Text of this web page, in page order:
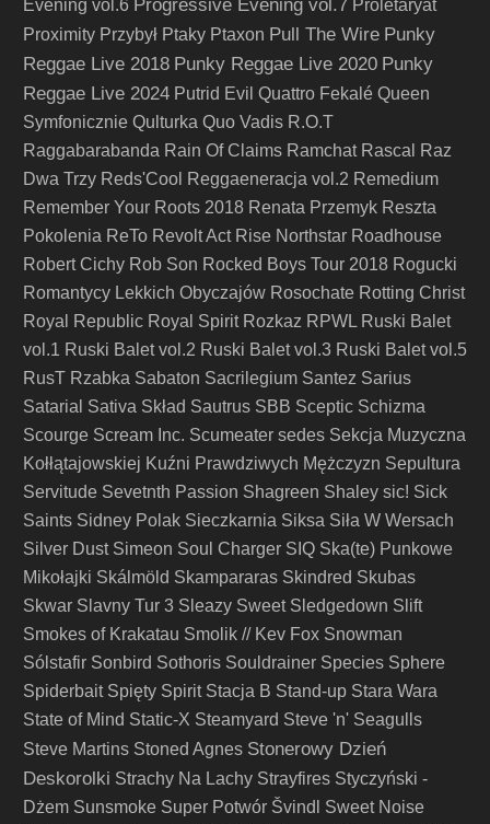
Evening vol.6 Progressive Evening vol.7 Proletaryat
Proximity Przybył Ptaky Ptaxon Pull The Wire Punky
Reggae Live 2018 Punky Reggae Live 2020 Punky
Reggae Live 2024 Putrid Evil Quattro Fekalé Queen
Symfonicznie Qulturka Quo Vadis R.O.T
Raggabarabanda Rain Of Claims Ramchat Rascal
Raz
Dwa Trzy Reds'Cool Reggaeneracja vol.2 Remedium
Remember Your Roots 2018 Renata Przemyk Reszta
Pokolenia ReTo Revolt Act Rise Northstar Roadhouse
Robert Cichy Rob Son Rocked Boys Tour 2018 Rogucki
Romantycy Lekkich Obyczajów Rosochate Rotting Christ
Royal Republic Royal Spirit Rozkaz RPWL Ruski Balet
vol.1 Ruski Balet vol.2 Ruski Balet vol.3 Ruski Balet vol.5
RusT Rzabka Sabaton Sacrilegium Santez Sarius
Satarial Sativa Skład Sautrus SBB Sceptic Schizma
Scourge Scream Inc. Scumeater sedes Sekcja Muzyczna
Kołłątajowskiej Kuźni Prawdziwych Mężczyzn Sepultura
Servitude Sevetnth Passion Shagreen Shaley sic! Sick
Saints Sidney Polak Sieczkarnia Siksa Siła W Wersach
Silver Dust Simeon Soul Charger SIQ Ska(te) Punkowe
Mikołajki Skálmöld Skampararas Skindred Skubas
Skwar Slavny Tur 3 Sleazy Sweet Sledgedown Slift
Smokes of Krakatau Smolik // Kev Fox Snowman
Sólstafir Sonbird Sothoris Souldrainer Species Sphere
Spiderbait Spięty Spirit Stacja B Stand-up Stara Wara
State of Mind Static-X Steamyard Steve 'n' Seagulls
Steve Martins Stoned Agnes Stonerowy Dzień
Deskorolki Strachy Na Lachy Strayfires Styczyński -
Dżem Sunsmoke Super Potwór Švindl Sweet Noise